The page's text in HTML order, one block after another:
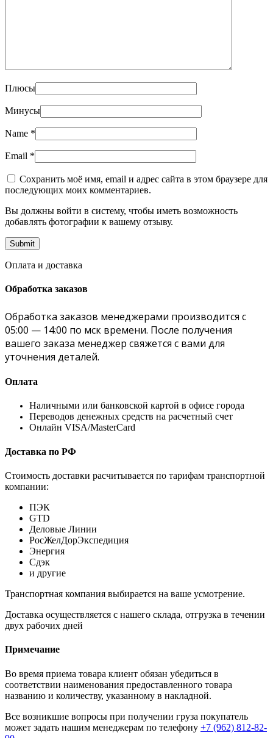
Плюсы
Минусы
Name *
Email *
Сохранить моё имя, email и адрес сайта в этом браузере для
последующих моих комментариев.
Вы должны войти в систему, чтобы иметь возможность
добавлять фотографии к вашему отзыву.
Оплата и доставка
Обработка заказов
Обработка заказов менеджерами производится с
05:00 — 14:00 по мск времени. После получения
вашего заказа менеджер свяжется с вами для
уточнения деталей.
Оплата
Наличными или банковской картой в офисе города
Переводов денежных средств на расчетный счет
Онлайн VISA/MasterCard
Доставка по РФ
Стоимость доставки расчитывается по тарифам транспортной
компании:
ПЭК
GTD
Деловые Линии
РосЖелДорЭкспедиция
Энергия
Сдэк
и другие
Транспортная компания выбирается на ваше усмотрение.
Доставка осуществляется с нашего склада, отгрузка в течении
двух рабочих дней
Примечание
Во время приема товара клиент обязан убедиться в
соответствии наименования предоставленного товара
названию и количеству, указанному в накладной.
Все возникшие вопросы при получении груза покупатель
может задать нашим менеджерам по телефону +7 (962) 812-82-